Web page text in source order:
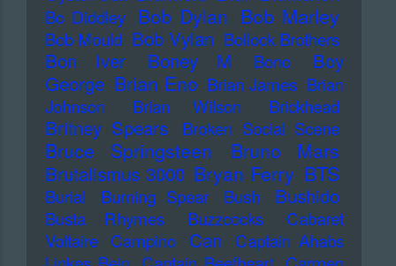
Bo Diddley Bob Dylan Bob Marley
Bob Mould Bob Vylan Bollock Brothers
Bon Iver Boney M Bono
Boy
George Brian Eno Brian James Brian
Johnson
Brian Wilson Brickhead
Britney Spears Broken Social Scene
Bruce Springsteen Bruno Mars
Brutalismus 3000 Bryan Ferry BTS
Burial Burning Spear Bush Bushido
Busta Rhymes Buzzcocks
Cabaret
Voltaire Campino Can
Captain Ahabs